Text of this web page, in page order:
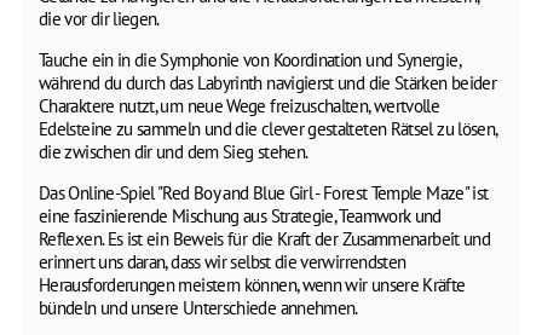
die vor dir liegen.
Tauche ein in die Symphonie von Koordination und Synergie,
während du durch das Labyrinth navigierst und die Stärken beider
Charaktere nutzt, um neue Wege freizuschalten, wertvolle
Edelsteine zu sammeln und die clever gestalteten Rätsel zu lösen,
die zwischen dir und dem Sieg stehen.
Das Online-Spiel "Red Boy and Blue Girl - Forest Temple Maze" ist
eine faszinierende Mischung aus Strategie, Teamwork und
Reflexen. Es ist ein Beweis für die Kraft der Zusammenarbeit und
erinnert uns daran, dass wir selbst die verwirrendsten
Herausforderungen meistern können, wenn wir unsere Kräfte
bündeln und unsere Unterschiede annehmen.